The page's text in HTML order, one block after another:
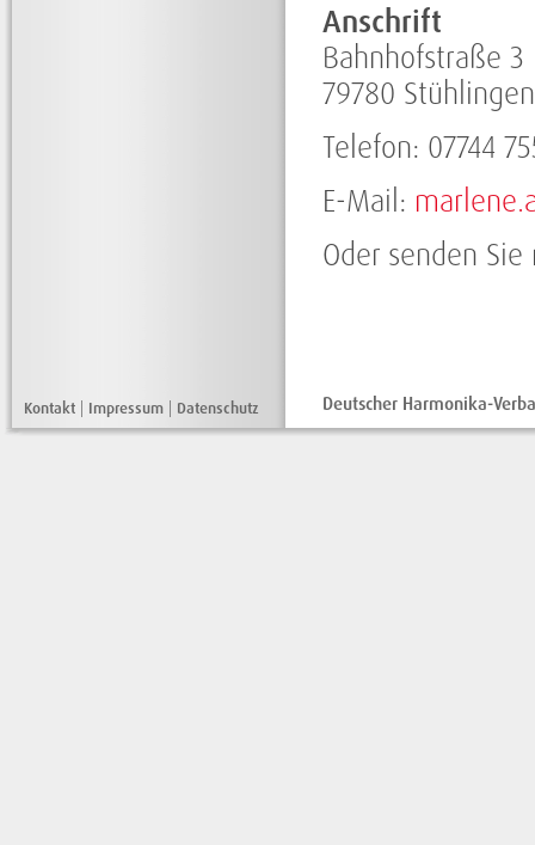
Anschrift
Bahnhofstraße 3
79780 Stühlingen
Telefon: 07744
E-Mail:
Oder senden
Deutscher Harmonika-
Kontakt Impressum Datenschutz